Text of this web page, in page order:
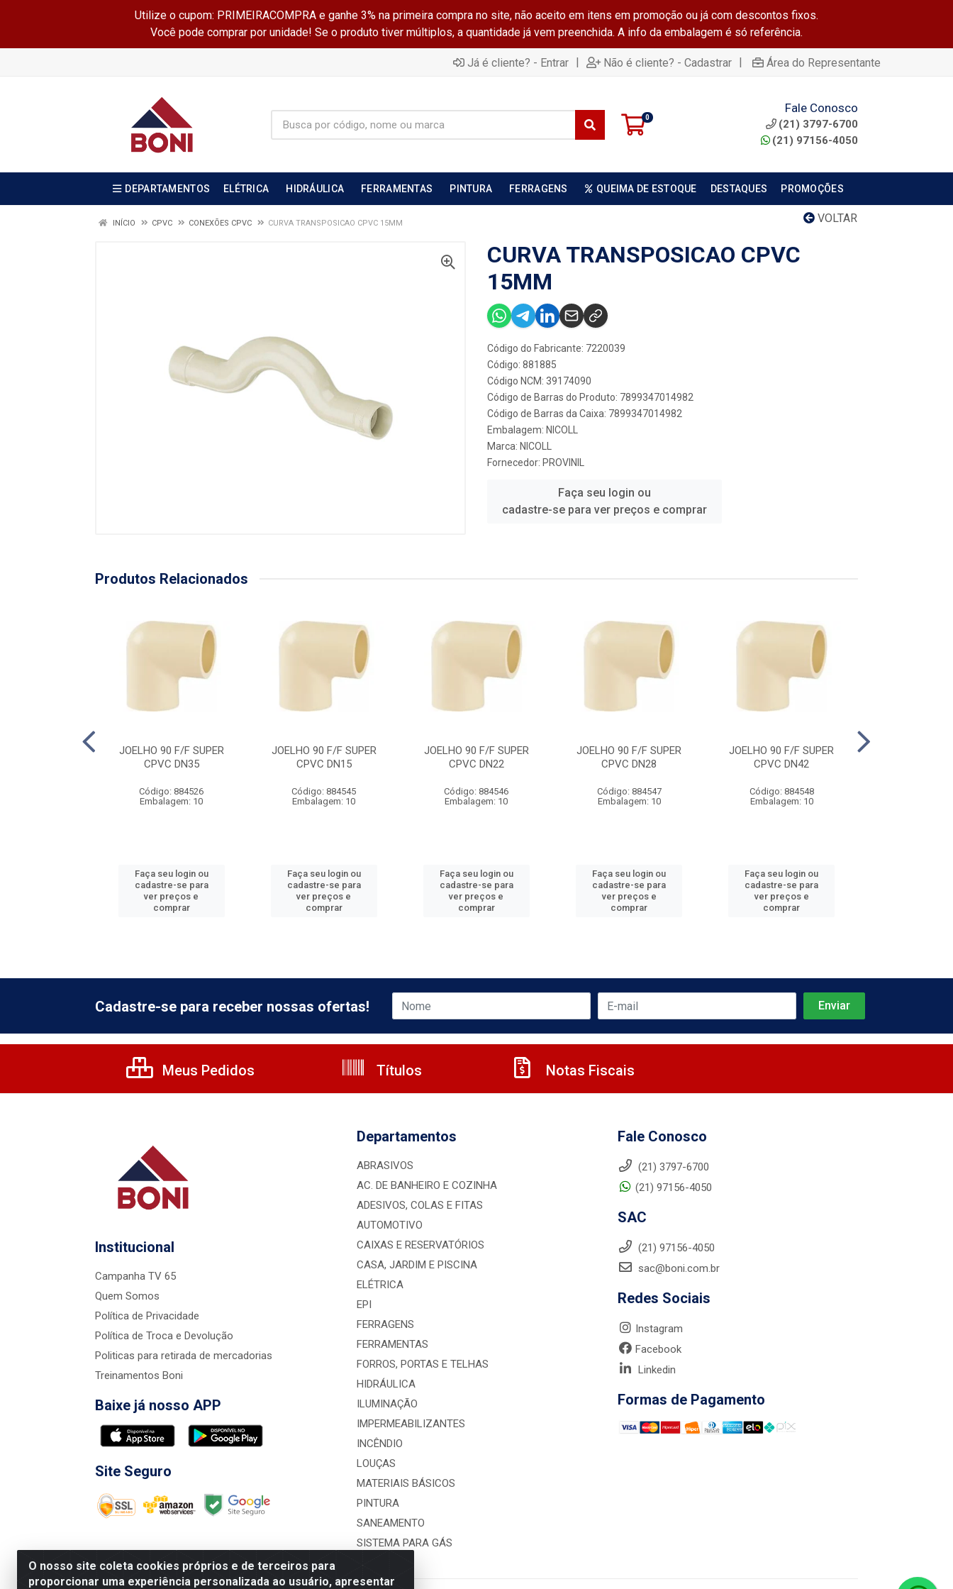
Utilize o cupom: PRIMEIRACOMPRA e ganhe 3% na primeira compra no site, não aceito em itens em promoção ou já com descontos fixos.
Você pode comprar por unidade! Se o produto tiver múltiplos, a quantidade já vem preenchida. A info da embalagem é só referência.
Já é cliente? - Entrar | Não é cliente? - Cadastrar | Área do Representante
0
Fale Conosco
(21) 3797-6700
(21) 97156-4050
DEPARTAMENTOS ELÉTRICA HIDRÁULICA FERRAMENTAS PINTURA FERRAGENS QUEIMA DE ESTOQUE DESTAQUES PROMOÇÕES
VOLTAR
INÍCIO CPVC CONEXÕES CPVC CURVA TRANSPOSICAO CPVC 15MM
CURVA TRANSPOSICAO CPVC
15MM
Código do Fabricante: 7220039
Código: 881885
Código NCM: 39174090
Código de Barras do Produto: 7899347014982
Código de Barras da Caixa: 7899347014982
Embalagem: NICOLL
Marca: NICOLL
Fornecedor: PROVINIL
Faça seu login ou
cadastre-se para ver preços e comprar
Produtos Relacionados
JOELHO 90 F/F SUPER
CPVC DN35
Código: 884526
Embalagem: 10
Faça seu login ou
cadastre-se para
ver preços e
comprar
JOELHO 90 F/F SUPER
CPVC DN15
Código: 884545
Embalagem: 10
Faça seu login ou
cadastre-se para
ver preços e
comprar
JOELHO 90 F/F SUPER
CPVC DN22
Código: 884546
Embalagem: 10
Faça seu login ou
cadastre-se para
ver preços e
comprar
JOELHO 90 F/F SUPER
CPVC DN28
Código: 884547
Embalagem: 10
Faça seu login ou
cadastre-se para
ver preços e
comprar
JOELHO 90 F/F SUPER
CPVC DN42
Código: 884548
Embalagem: 10
Faça seu login ou
cadastre-se para
ver preços e
comprar
O nosso site coleta cookies próprios e de terceiros para
proporcionar uma experiência personalizada ao usuário, apresentar
Cadastre-se para receber nossas ofertas!
Meus Pedidos Títulos Notas Fiscais
Institucional
Campanha TV 65
Quem Somos
Política de Privacidade
Política de Troca e Devolução
Politicas para retirada de mercadorias
Treinamentos Boni
Baixe já nosso APP
Site Seguro
Departamentos
ABRASIVOS
AC. DE BANHEIRO E COZINHA
ADESIVOS, COLAS E FITAS
AUTOMOTIVO
CAIXAS E RESERVATÓRIOS
CASA, JARDIM E PISCINA
ELÉTRICA
EPI
FERRAGENS
FERRAMENTAS
FORROS, PORTAS E TELHAS
HIDRÁULICA
ILUMINAÇÃO
IMPERMEABILIZANTES
INCÊNDIO
LOUÇAS
MATERIAIS BÁSICOS
PINTURA
SANEAMENTO
SISTEMA PARA GÁS
Fale Conosco
(21) 3797-6700
(21) 97156-4050
SAC
(21) 97156-4050
sac@boni.com.br
Redes Sociais
Instagram
Facebook
Linkedin
Formas de Pagamento